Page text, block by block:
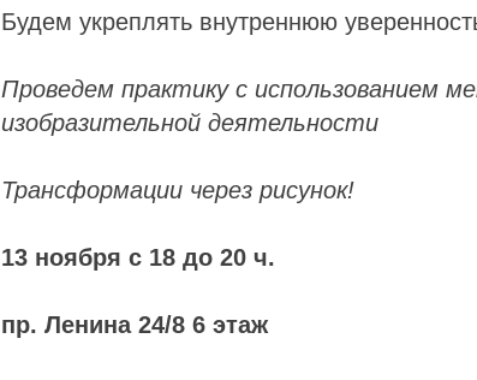
Будем укреплять внутреннюю
Проведем практику с использованием
изобразительной деятельности
Трансформации через рисунок!
13 ноября с 18 до 20 ч.
пр. Ленина 24/8 6 этаж